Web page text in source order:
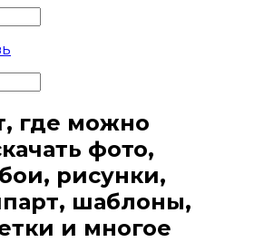
где можно
фото,
рисунки,
шаблоны,
и многое